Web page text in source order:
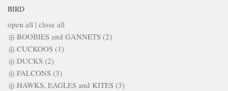
BIRD
open all | close all
BOOBIES and GANNETS (2)
CUCKOOS (1)
DUCKS (2)
FALCONS (3)
HAWKS, EAGLES and KITES (3)